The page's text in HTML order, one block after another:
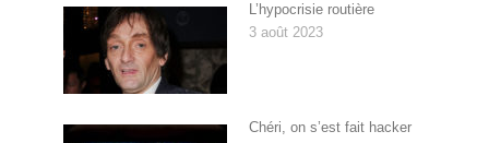
L’hypocrisie routière
3 août 2023
Chéri, on s’est fait hacker